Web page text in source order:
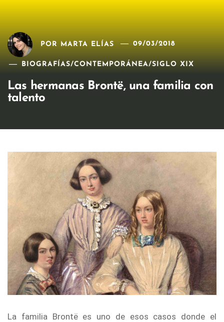
POR MARTA ELÍAS 09/03/2018
BIOGRAFÍAS/CONTEMPORÁNEA/SIGLO XIX
Las hermanas Brontë, una familia con
talento
La familia Brontë es uno de esos casos donde el